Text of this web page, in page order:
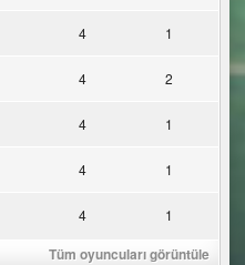
4 1
4 2
4 1
4 1
4 1
Tüm oyuncuları görüntüle